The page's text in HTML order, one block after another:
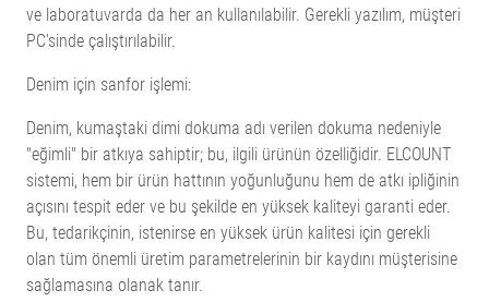
ve laboratuvarda da her an kullanılabilir. Gerekli yazılım, müşteri
PC'sinde çalıştırılabilir.
Denim için sanfor işlemi:
Denim, kumaştaki dimi dokuma adı verilen dokuma nedeniyle
"eğimli" bir atkıya sahiptir; bu, ilgili ürünün özelliğidir. ELCOUNT
sistemi, hem bir ürün hattının yoğunluğunu hem de atkı ipliğinin
açısını tespit eder ve bu şekilde en yüksek kaliteyi garanti eder.
Bu, tedarikçinin, istenirse en yüksek ürün kalitesi için gerekli
olan tüm önemli üretim parametrelerinin bir kaydını müşterisine
sağlamasına olanak tanır.